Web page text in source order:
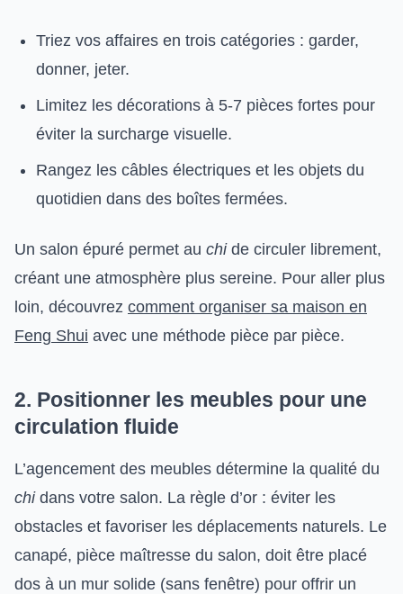
Triez vos affaires en trois catégories : garder,
donner, jeter.
Limitez les décorations à 5-7 pièces fortes pour
éviter la surcharge visuelle.
Rangez les câbles électriques et les objets du
quotidien dans des boîtes fermées.
Un salon épuré permet au chide circuler librement,
créant une atmosphère plus sereine. Pour aller plus
loin, découvrez comment organiser sa maison en
Feng Shui avec une méthode pièce par pièce.
2. Positionner les meubles pour une
circulation fluide
L’agencement des meubles détermine la qualité du
chidans votre salon. La règle d’or : éviter les
obstacles et favoriser les déplacements naturels. Le
canapé, pièce maîtresse du salon, doit être placé
dos à un mur solide (sans fenêtre) pour offrir un